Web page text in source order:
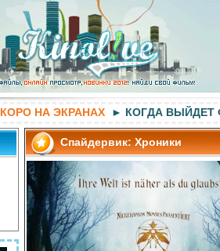
НА ЭКРАНАХ ► КОГДА ВЫЙДЕТ
Спайдервик: Хроники